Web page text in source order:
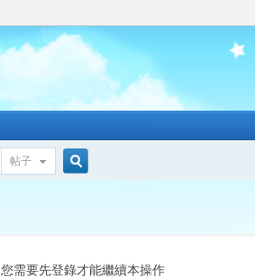
帖子
索
您需要先登錄才能繼續本操作